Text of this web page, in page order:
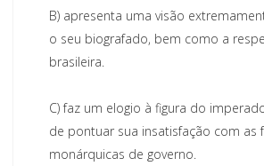
B) apresenta uma visão
o seu biografado, bem como a
brasileira.
C)faz um elogio à figura do
de pontuar sua insatisfação com as
monárquicas de governo.